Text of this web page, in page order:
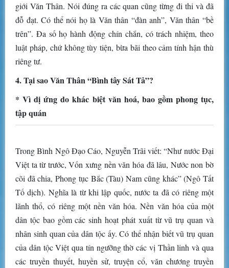
giới Văn Thân. Nói đúng ra các quan cũng từng đi thi và đã
đỗ đạt. Có thể nói họ là Văn thân “đàn anh”, Văn thân “bề
trên”. Đa số họ hành động chín chắn, có trách nhiệm, theo
luật pháp, chứ không tùy tiện, bừa bãi theo cảm tính hận thù
riêng tư.
4. Tại sao Văn Thân “Bình tây Sát Tả”?
* Vì dị ứng do khác biệt văn hoá, bao gồm phong tục,
tập quán
Trong Bình Ngô Đạo Cáo, Nguyễn Trãi viết: “Như nước Đại
Việt ta từ trước, Vốn xưng nền văn hóa đã lâu, Nước non bờ
cõi đã chia, Phong tục Bắc (Tàu) Nam cũng khác” (Ngô Tất
Tố dịch). Nghĩa là từ khi lập quốc, nước ta đã có riêng một
lãnh thổ, có riêng một nền văn hóa. Nền văn hóa của một
dân tộc bao gồm các sinh hoạt phát xuất từ vũ trụ quan và
nhân sinh quan của dân tộc ấy. Có thể nhận biết vũ trụ quan
của dân tộc Việt qua tín ngưỡng thờ các vị Thần linh và qua
các truyền thuyết, huyền sử, truyện cổ, văn chương truyền